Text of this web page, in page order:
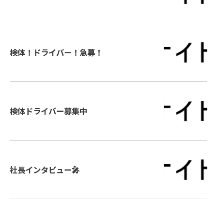
検体！ドライバー！急募！
検体ドライバー募集中
社長インタビュー🎤